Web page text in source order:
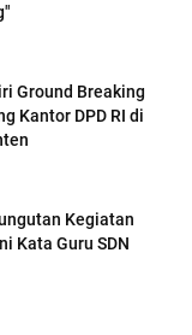
Ground Breaking
Kantor DPD RI di
Kegiatan
Kata Guru SDN